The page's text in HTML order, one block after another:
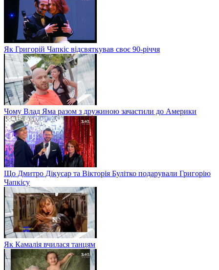
Як Григорій Чапкіс відсвяткував своє 90-річчя
Чому Влад Яма разом з дружиною зачастили до Америки
Що Дмитро Дікусар та Вікторія Булітко подарували Григорію
Чапкісу
Як Камалія вчилася танцям